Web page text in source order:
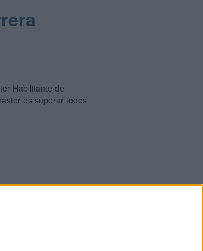
Habilitante de
es superar todos